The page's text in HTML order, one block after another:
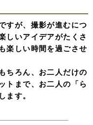
すが、撮影が進むにつ
しいアイデアがたくさ
楽しい時間を過ごさせ
ちろん、お二人だけの
トまで、お二人の「ら
ます。